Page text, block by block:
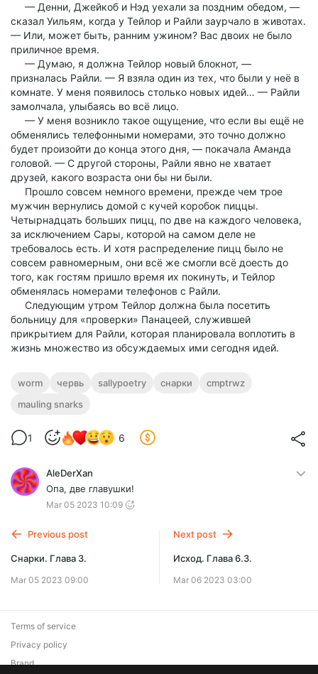
— Денни, Джейкоб и Нэд уехали за поздним обедом, —
сказал Уильям, когда у Тейлор и Райли заурчало в животах.
— Или, может быть, ранним ужином? Вас двоих не было
приличное время.
— Думаю, я должна Тейлор новый блокнот, —
призналась Райли. — Я взяла один из тех, что были у неё в
комнате. У меня появилось столько новых идей… — Райли
замолчала, улыбаясь во всё лицо.
— У меня возникло такое ощущение, что если вы ещё не
обменялись телефонными номерами, это точно должно
будет произойти до конца этого дня, — покачала Аманда
головой. — С другой стороны, Райли явно не хватает
друзей, какого возраста они бы ни были.
Прошло совсем немного времени, прежде чем трое
мужчин вернулись домой с кучей коробок пиццы.
Четырнадцать больших пицц, по две на каждого человека,
за исключением Сары, которой на самом деле не
требовалось есть. И хотя распределение пицц было не
совсем равномерным, они всё же смогли всё доесть до
того, как гостям пришло время их покинуть, и Тейлор
обменялась номерами телефонов с Райли.
Следующим утром Тейлор должна была посетить
больницу для «проверки» Панацеей, служившей
прикрытием для Райли, которая планировала воплотить в
жизнь множество из обсуждаемых ими сегодня идей.
worm червь sallypoetry снарки
cmptrwz
mauling snarks
1 6
AleDerXan
Опа, две главушки!
Mar 05 2023 10:09
Previous post
Снарки. Глава 3.
Mar 05 2023 09:00
Next post
Исход. Глава 6.3.
Mar 06 2023 03:00
Terms of service
Privacy policy
Brand